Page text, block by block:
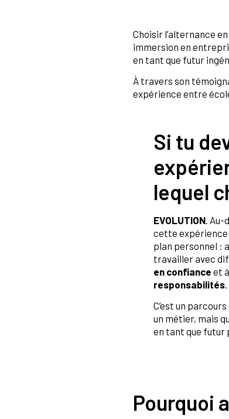
Choisir l’alternance
immersion en
en tant que futur
À travers son
expérience entre
Si tu
lequel
EVOLUTION. Au-
cette expérience
plan personnel :
travailler avec
en confiance et
responsabilités.
C’est un
un métier, mais
en tant que futur
Pourquoi